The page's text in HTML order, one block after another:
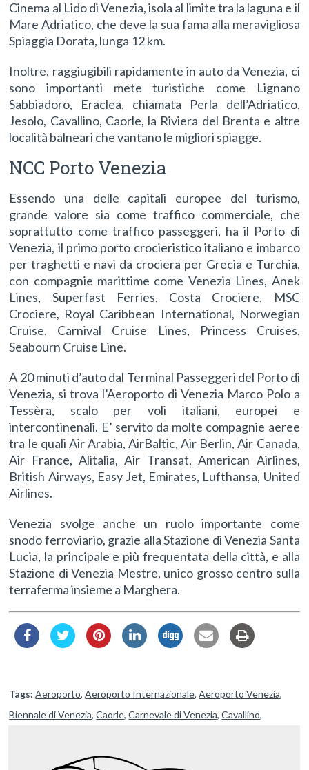
Cinema al Lido di Venezia, isola al limite tra la laguna e il
Mare Adriatico, che deve la sua fama alla meravigliosa
Spiaggia Dorata, lunga 12 km.
Inoltre, raggiugibili rapidamente in auto da Venezia, ci
sono importanti mete turistiche come Lignano
Sabbiadoro, Eraclea, chiamata Perla dell’Adriatico,
Jesolo, Cavallino, Caorle, la Riviera del Brenta e altre
località balneari che vantano le migliori spiagge.
NCC Porto Venezia
Essendo una delle capitali europee del turismo,
grande valore sia come traffico commerciale, che
soprattutto come traffico passeggeri, ha il Porto di
Venezia, il primo porto crocieristico italiano e imbarco
per traghetti e navi da crociera per Grecia e Turchia,
con compagnie marittime come Venezia Lines, Anek
Lines, Superfast Ferries, Costa Crociere, MSC
Crociere, Royal Caribbean International, Norwegian
Cruise, Carnival Cruise Lines, Princess Cruises,
Seabourn Cruise Line.
A 20 minuti d’auto dal Terminal Passeggeri del Porto di
Venezia, si trova l’Aeroporto di Venezia Marco Polo a
Tessèra, scalo per voli italiani, europei e
intercontinenali. E’ servito da molte compagnie aeree
tra le quali Air Arabia, AirBaltic, Air Berlin, Air Canada,
Air France, Alitalia, Air Transat, American Airlines,
British Airways, Easy Jet, Emirates, Lufthansa, United
Airlines.
Venezia svolge anche un ruolo importante come
snodo ferroviario, grazie alla Stazione di Venezia Santa
Lucia, la principale e più frequentata della città, e alla
Stazione di Venezia Mestre, unico grosso centro sulla
terraferma insieme a Marghera.
Tags: Aeroporto,Aeroporto Internazionale,Aeroporto Venezia,
Biennale di Venezia,Caorle,Carnevale di Venezia,Cavallino,
Lido di Venezia,Lignano Sabbiadoro